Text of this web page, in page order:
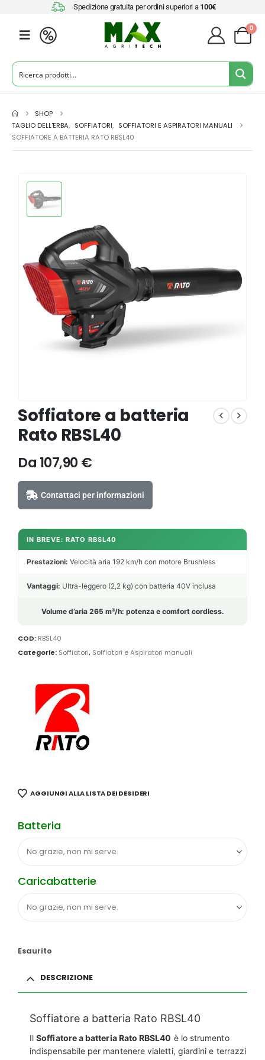
Spedizione gratuita per ordini superiori a 100€
0
SHOP
TAGLIO DELL'ERBA, SOFFIATORI, SOFFIATORI E ASPIRATORI MANUALI
SOFFIATORE A BATTERIA RATO RBSL40
Soffiatore a batteria
Rato RBSL40
Da 107,90 €
Contattaci per informazioni
IN BREVE: RATO RBSL40
Prestazioni: Velocità aria 192 km/h con motore Brushless
Vantaggi: Ultra-leggero (2,2 kg) con batteria 40V inclusa
Volume d’aria 265 m³/h: potenza e comfort cordless.
COD: RBSL40
Categorie: Soffiatori, Soffiatori e Aspiratori manuali
AGGIUNGI ALLA LISTA DEI DESIDERI
Batteria
Caricabatterie
Esaurito
DESCRIZIONE
Soffiatore a batteria Rato RBSL40
IlSoffiatore a batteria Rato RBSL40 è lo strumento
indispensabile per mantenere vialetti, giardini e terrazzi